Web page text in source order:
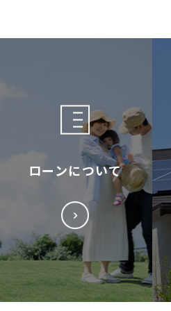
ローンについて